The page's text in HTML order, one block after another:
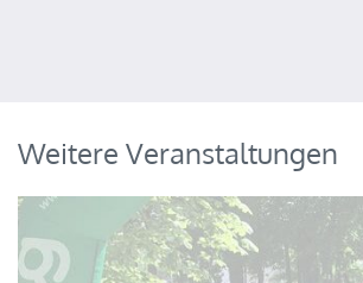
Weitere Veranstaltungen